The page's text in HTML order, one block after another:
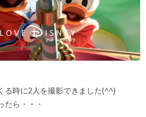
る時に2人を撮影できました(^^)
たら・・・